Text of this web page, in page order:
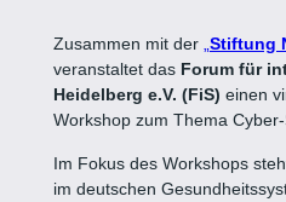
Zusammen mit der „Stiftung
veranstaltet das Forum für
Heidelberg e.V. (FiS) einen
Workshop zum Thema
Im Fokus des Workshops
im deutschen